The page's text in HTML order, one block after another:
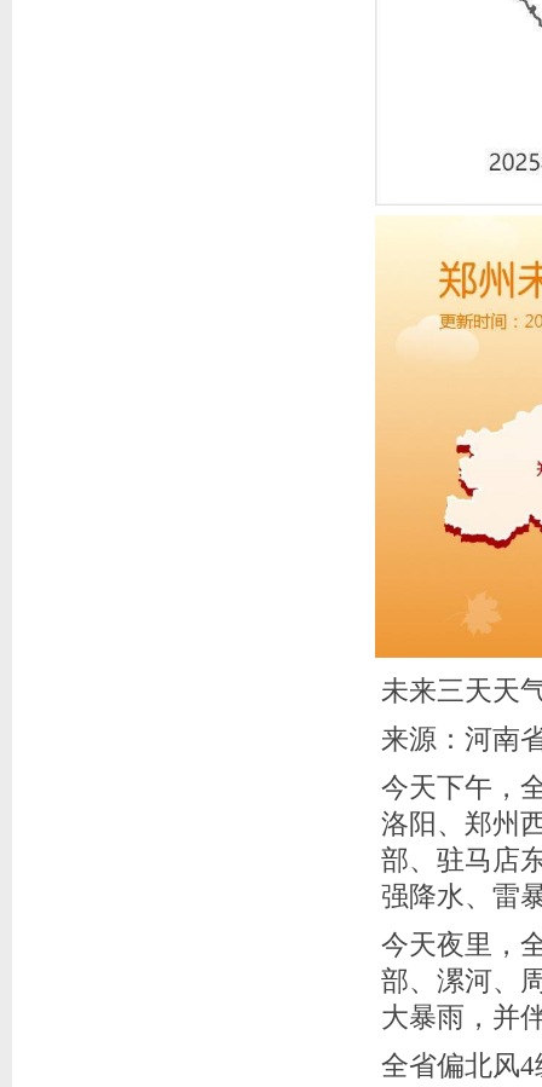
未来三天天
来源：河南
今天下午，
洛阳、郑州
部、驻马店
强降水、雷
今天夜里，
部、漯河、
大暴雨，并
全省偏北风